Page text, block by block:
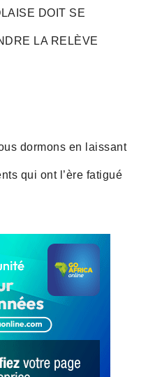
DOIT SE
LA RELÈVE
dormons en laissant
qui ont l’ère fatigué